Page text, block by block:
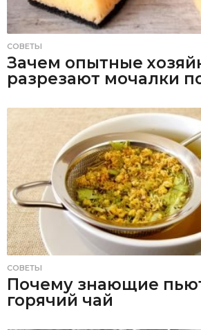
СОВЕТЫ
Зачем опытные
разрезают мочалки
СОВЕТЫ
Почему знающие
горячий чай